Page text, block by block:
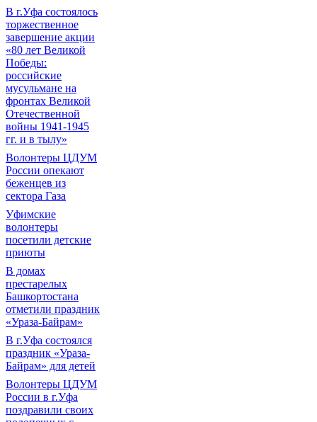
В г.Уфа состоялось
торжественное
завершение акции
«80 лет Великой
Победы:
российские
мусульмане на
фронтах Великой
Отечественной
войны 1941-1945
гг. и в тылу»
Волонтеры ЦДУМ
России опекают
беженцев из
сектора Газа
Уфимские
волонтеры
посетили детские
приюты
В домах
престарелых
Башкортостана
отметили праздник
«Ураза-Байрам»
В г.Уфа состоялся
праздник «Ураза-
Байрам» для детей
Волонтеры ЦДУМ
России в г.Уфа
поздравили своих